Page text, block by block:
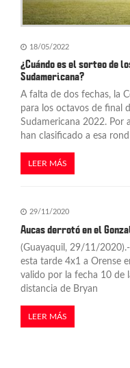
18/05/2022
¿Cuándo es el sorteo de
Sudamericana?
A falta de dos fechas, la
para los octavos de final
Sudamericana 2022. Por
han clasificado a esa rond
LEER MÁS
29/11/2020
Aucas derrotó en el
(Guayaquil, 29/11/
esta tarde 4x1 a Orense
valido por la fecha 10 de
distancia de Bryan
LEER MÁS